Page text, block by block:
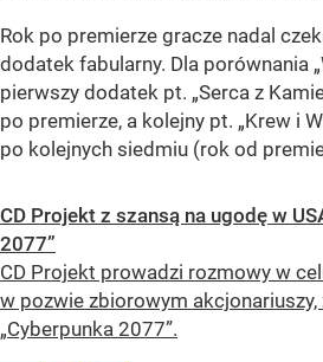
Rok po premierze gracze nadal
dodatek fabularny. Dla porównania
pierwszy dodatek pt. „Serca z
po premierze, a kolejny pt. „Krew i
po kolejnych siedmiu (rok od
CD Projekt z szansą na ugodę w
2077”
CD Projekt prowadzi rozmowy w
w pozwie zbiorowym akcjonariuszy,
„Cyberpunka 2077”.